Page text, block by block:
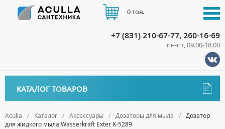
Aculla Каталог Аксессуары Дозаторы для мыла
Дозатор
для жидкого мыла Wasserkraft Exter K-5289
КАТАЛОГ ТОВАРОВ
+7 (831) 210-67-77, 260-16-69
пн-пт, 09.00-18.00
0 тов.
ДОСТАВКА